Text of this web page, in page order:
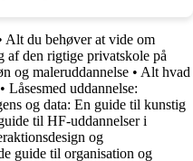
Alt du behøver at vide om
af den rigtige privatskole på
og maleruddannelse • Alt hvad
• Låsesmed uddannelse:
og data: En guide til kunstig
til HF-uddannelser i
og
guide til organisation og